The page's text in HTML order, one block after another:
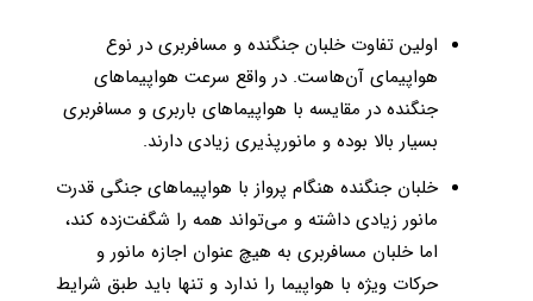
اولین تفاوت خلبان جنگنده و مسافربری در نوع
هواپیمای آن‌هاست. در واقع سرعت هواپیماهای
جنگنده در مقایسه با هواپیماهای باربری و مسافربری
بسیار بالا بوده و مانورپذیری زیادی دارند.
خلبان جنگنده هنگام پرواز با هواپیماهای جنگی قدرت
مانور زیادی داشته و می‌تواند همه را شگفت‌زده ‌کند،
اما خلبان مسافربری به هیچ عنوان اجازه مانور و
حرکات ویژه با هواپیما را ندارد و تنها باید طبق شرایط